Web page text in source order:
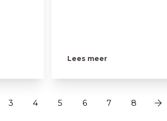
Lees meer
3 4 5 6 7 8